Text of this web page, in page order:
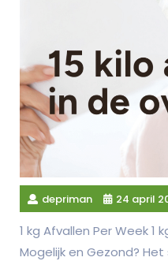
depriman 24 april
1 kg Afvallen Per Week 1
Mogelijk en Gezond?